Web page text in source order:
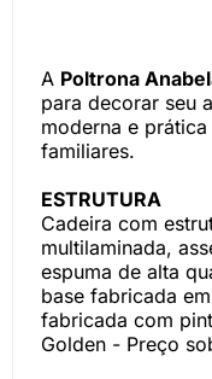
A Poltrona
para decorar seu
moderna e
familiares.
ESTRUTURA
Cadeira com
multilaminada,
espuma de alta
base fabricada
fabricada com
Golden - Preço